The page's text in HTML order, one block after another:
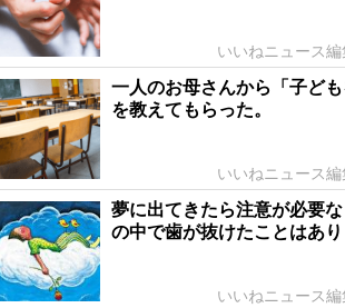
いいねニュース
一人のお母さんから「子ども
を教えてもらった。
いいねニュース
夢に出てきたら注意が必要
の中で歯が抜けたことはあ
いいねニュース